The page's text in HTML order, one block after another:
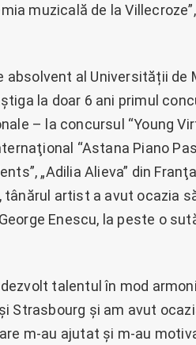
muzicală de la
absolvent al Universității de
la doar 6 ani primul
– la concursul “Young
“Astana Piano
„Adilia Alieva” din
tânărul artist a avut ocazia
Enescu, la peste o
talentul în mod
Strasbourg și am avut
m-au ajutat și m-au